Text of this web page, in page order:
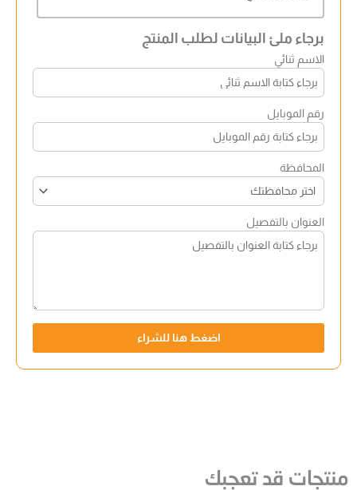
برجاء ملئ البيانات لطلب المنتج
الاسم ثنائي
رقم الموبايل
المحافظة
العنوان بالتفصيل
اضغط هنا للشراء
منتجات قد تعجبك